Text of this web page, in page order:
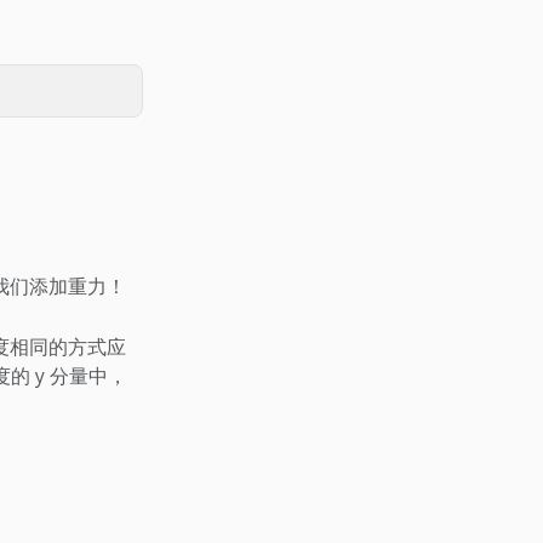
添加重力！
相同的方式应
y 分量中，